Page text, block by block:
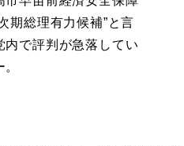
期総理有力候補”と言
内で評判が急落してい